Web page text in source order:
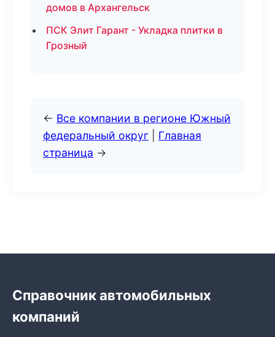
домов в Архангельск
ПСК Элит Гарант - Укладка плитки в
Грозный
← Все компании в регионе Южный
федеральный округ
Главная
страница →
Справочник автомобильных
компаний